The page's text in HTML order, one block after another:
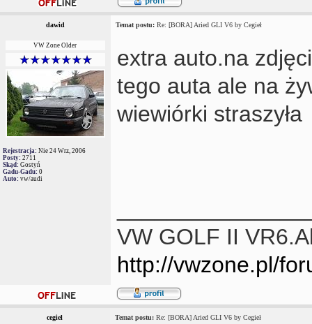
dawid Temat postu: Re: [BORA] Aried GLI V6 by Cegieł
VW Zone Older
Rejestracja: Nie 24 Wrz, 2006
Posty: 2711
Skąd: Gostyń
Gadu-Gadu: 0
Auto: vw/audi
extra auto.na
tego auta ale na
wiewiórki straszyła
VW GOLF II
http://vwzone.pl/
cegiel Temat postu: Re: [BORA] Aried GLI V6 by Cegieł